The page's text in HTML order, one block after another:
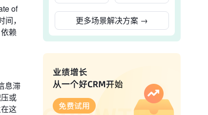
of
，
赖
息滞
或
这
更多场景解决方案 →